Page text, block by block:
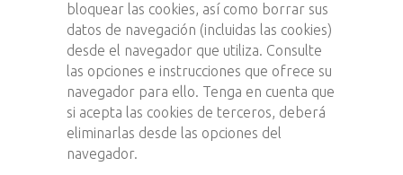
bloquear las cookies, así como borrar sus
datos de navegación (incluidas las cookies)
desde el navegador que utiliza. Consulte
las opciones e instrucciones que ofrece su
navegador para ello. Tenga en cuenta que
si acepta las cookies de terceros, deberá
eliminarlas desde las opciones del
navegador.